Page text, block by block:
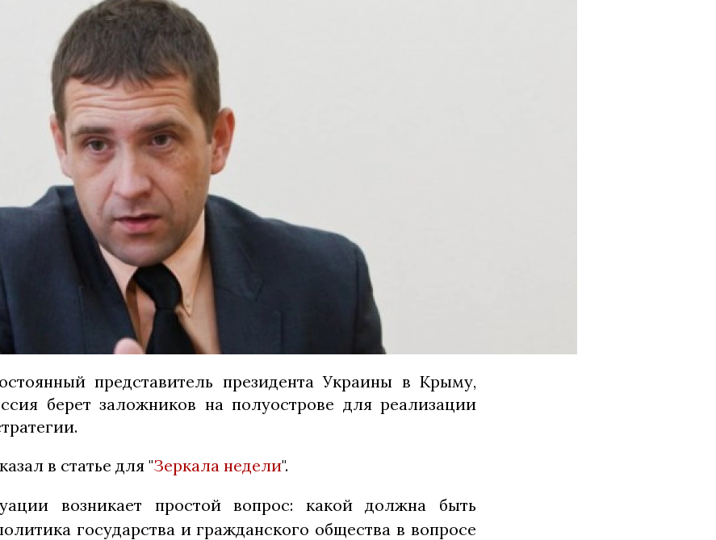
представитель президента Украины в Крыму,
берет заложников на полуострове для реализации
в статье для "Зеркала недели".
возникает простой вопрос: какой должна быть
государства и гражданского общества в вопросе